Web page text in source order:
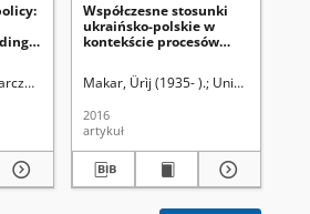
Rytko, Barbara. Redaktor naczelny
Współczesne stosunki
ukraińsko-polskie w
kontekście procesów
Makar, Ûrìj (1935- ). Uniwersytet
2016
artykuł